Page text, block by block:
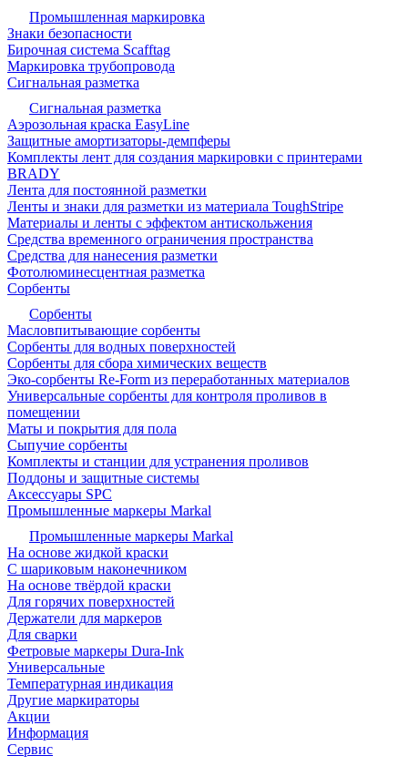
Промышленная маркировка
Знаки безопасности
Бирочная система Scafftag
Маркировка трубопровода
Сигнальная разметка
Сигнальная разметка
Аэрозольная краска EasyLine
Защитные амортизаторы-демпферы
Комплекты лент для создания маркировки с принтерами
BRADY
Лента для постоянной разметки
Ленты и знаки для разметки из материала ToughStripe
Материалы и ленты с эффектом антискольжения
Средства временного ограничения пространства
Средства для нанесения разметки
Фотолюминесцентная разметка
Сорбенты
Сорбенты
Масловпитывающие сорбенты
Сорбенты для водных поверхностей
Сорбенты для сбора химических веществ
Эко-сорбенты Re-Form из переработанных материалов
Универсальные сорбенты для контроля проливов в
помещении
Маты и покрытия для пола
Сыпучие сорбенты
Комплекты и станции для устранения проливов
Поддоны и защитные системы
Аксессуары SPC
Промышленные маркеры Markal
Промышленные маркеры Markal
На основе жидкой краски
С шариковым наконечником
На основе твёрдой краски
Для горячих поверхностей
Держатели для маркеров
Для сварки
Фетровые маркеры Dura-Ink
Универсальные
Температурная индикация
Другие маркираторы
Акции
Информация
Сервис